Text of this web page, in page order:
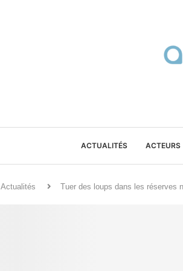
ACTUALITÉS ACTEURS
Actualités Tuer des loups dans les réserves